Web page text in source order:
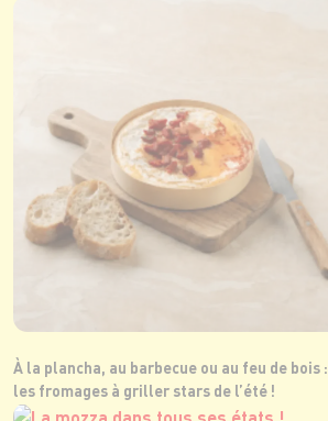
À la plancha, au barbecue ou au feu de bois :
les fromages à griller stars de l’été !